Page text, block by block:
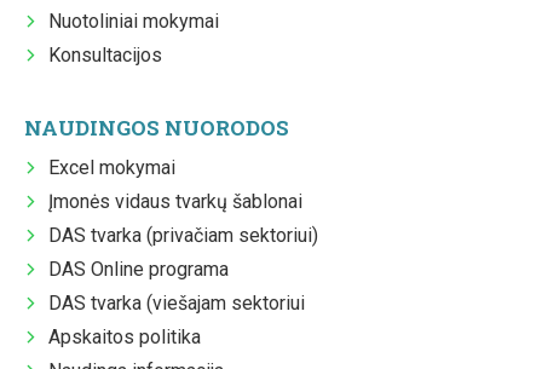
Nuotoliniai mokymai
Konsultacijos
NAUDINGOS NUORODOS
Excel mokymai
Įmonės vidaus tvarkų šablonai
DAS tvarka (privačiam sektoriui)
DAS Online programa
DAS tvarka (viešajam sektoriui
Apskaitos politika